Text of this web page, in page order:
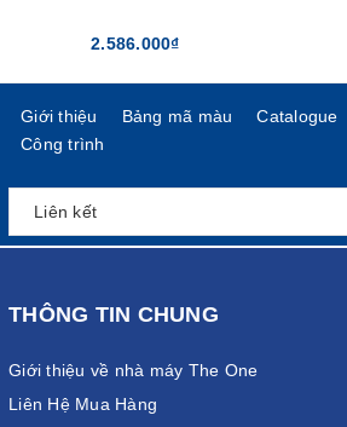
2.586.000₫
Giới thiệu Bảng mã màu Catalogue
Công trình
THÔNG TIN CHUNG
Giới thiệu về nhà máy The One
Liên Hệ Mua Hàng